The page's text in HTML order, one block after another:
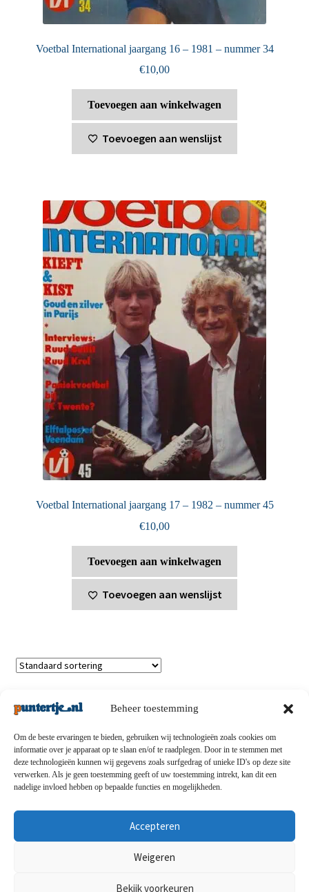
Beheer toestemming
Om de beste ervaringen te bieden, gebruiken wij technologieën zoals cookies om
informatie over je apparaat op te slaan en/of te raadplegen. Door in te stemmen met
deze technologieën kunnen wij gegevens zoals surfgedrag of unieke ID's op deze site
verwerken. Als je geen toestemming geeft of uw toestemming intrekt, kan dit een
nadelige invloed hebben op bepaalde functies en mogelijkheden.
Accepteren
Weigeren
Bekijk voorkeuren
Voetbal International jaargang 16 – 1981 – nummer 34
€10,00
Toevoegen aan winkelwagen
Toevoegen aan wenslijst
Voetbal International jaargang 17 – 1982 – nummer 45
€10,00
Toevoegen aan winkelwagen
Toevoegen aan wenslijst
Privacybeleid-Verzending en retouren-Algemene
voorwaarden-Disclaimert-Betaalmethoden-Over ons